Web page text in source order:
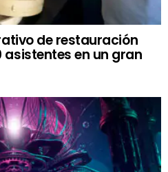
de restauración
en un gran